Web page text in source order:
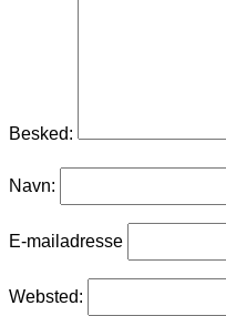
Besked:
Navn:
E-mailadresse
Websted: